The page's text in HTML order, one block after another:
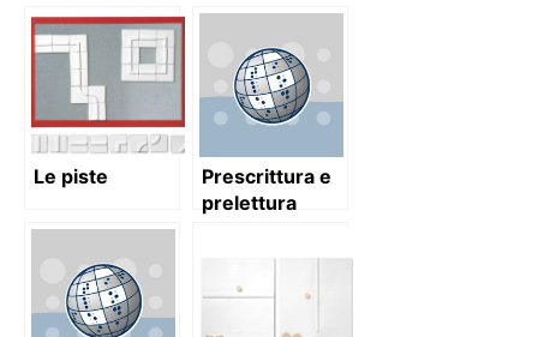
Le piste
Prescrittura e
prelettura